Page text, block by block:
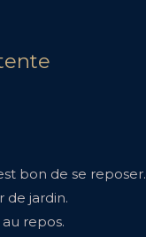
bon de se reposer.
de jardin.
repos.